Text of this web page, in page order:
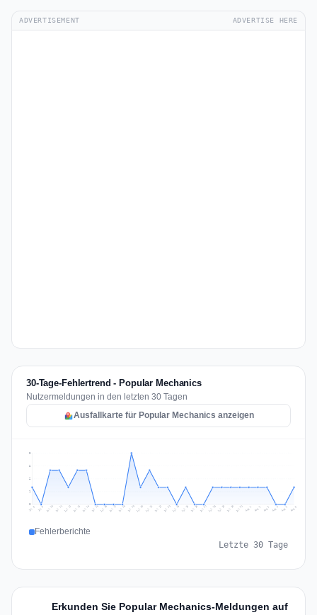
ADVERTISEMENT ADVERTISE HERE
30-Tage-Fehlertrend - Popular Mechanics
Nutzermeldungen in den letzten 30 Tagen
Ausfallkarte für Popular Mechanics anzeigen
1
2
2
3
Jul 8 Jul 9 Jul 10 Jul 11 Jul 12 Jul 13 Jul 14 Jul 15 Jul 16 Jul 17 Jul 18 Jul 19 Jul 20 Jul 21 Jul 22 Jul 23 Jul 24 Jul 25 Jul 26 Jul 27 Jul 28 Jul 29 Jul 30 Jul 31 Aug 1 Aug 2 Aug 3 Aug 4 Aug 5 Aug 6
Fehlerberichte
Letzte 30 Tage
Erkunden Sie Popular Mechanics-Meldungen auf